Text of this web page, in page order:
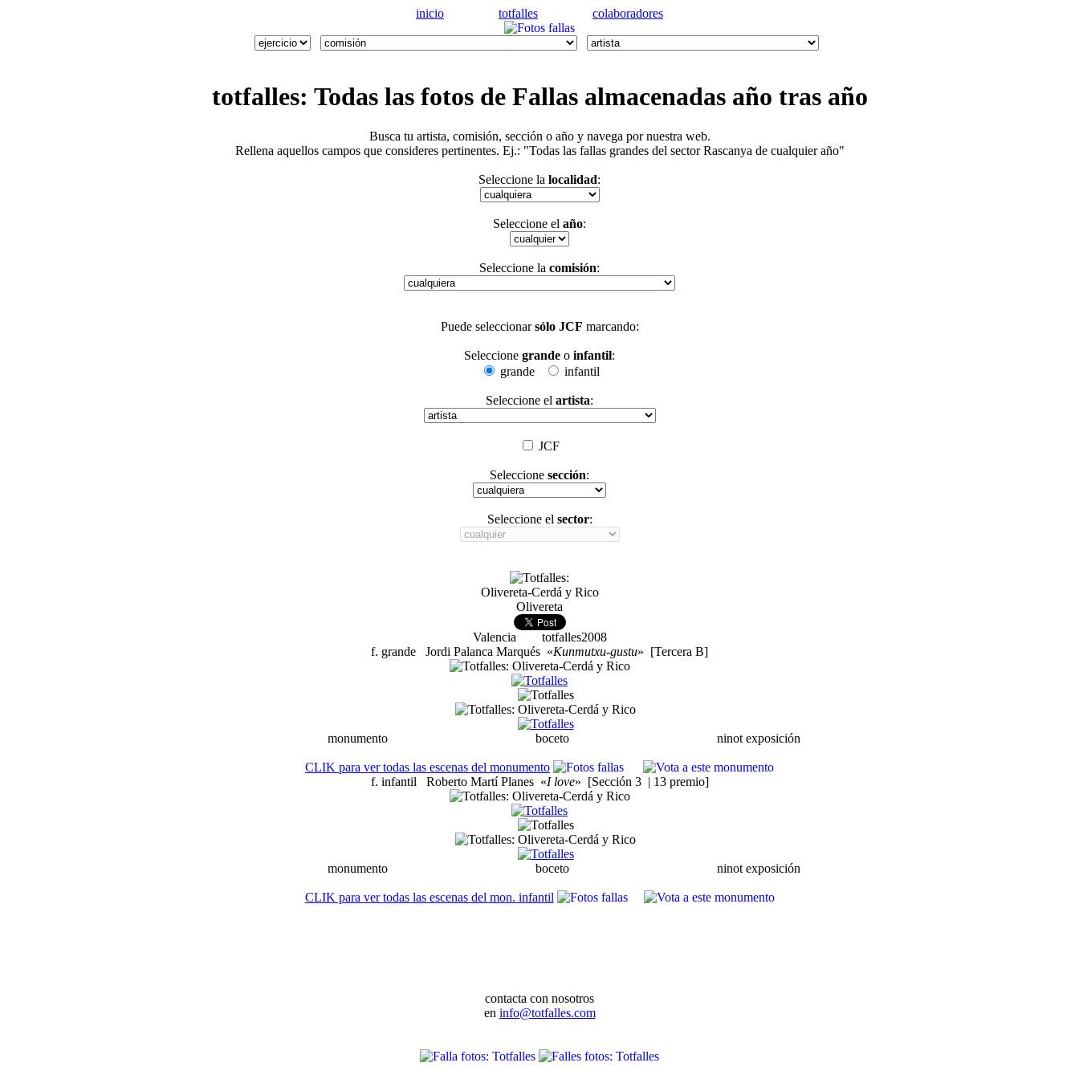
inicio totfalles colaboradores
totfalles: Todas las fotos de Fallasalmacenadas año tras año
Busca tu artista, comisión, sección o año y navega por nuestra web.
Rellena aquellos campos que consideres pertinentes. Ej.: "Todas las fallas grandes del sector Rascanya de cualquier año"
Seleccione la localidad:
Seleccione el año:
Seleccione la comisión:
Puede seleccionarsólo JCF marcando:
Seleccione grande o infantil:
grande
infantil
Seleccione el artista:
JCF
Seleccione sección:
Seleccione el sector:
Olivereta-Cerdá y Rico
Olivereta
Valencia totfalles2008
f. grande Jordi Palanca Marqués «Kunmutxu-gustu» [Tercera B]
monumento boceto ninot exposición
CLIK para ver todas las escenas del monumento
f. infantil Roberto Martí Planes«I love» [Sección 3 | 13 premio]
monumento boceto ninot exposición
CLIK para ver todas las escenas del mon. infantil
contacta con nosotros
en info@totfalles.com